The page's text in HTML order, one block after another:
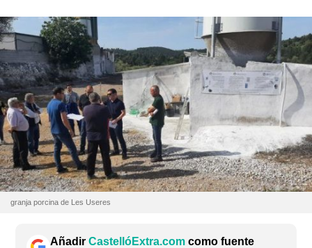
granja porcina de Les Useres
Añadir CastellóExtra.com como fuente